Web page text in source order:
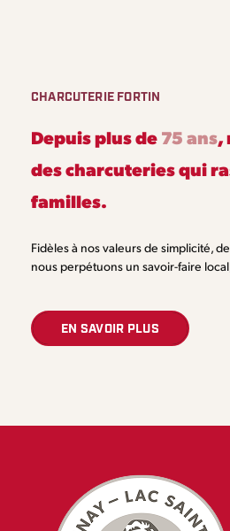
CHARCUTERIE FORTIN
Depuis plus de75 ans,
des charcuteries qui
familles.
Fidèles à nos valeurs de simplicité,
nous perpétuons un savoir-faire
EN SAVOIR PLUS